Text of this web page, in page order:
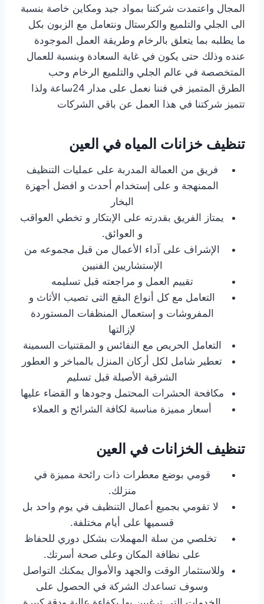
المجال واعتمدت شركتنا بمواد جيد ومكاين خاصة بنسبة
الى الجلي والتلميع والكرستال ونتعامل مع الزبون بكل
ما يطلبه بما يتعلق بالرخام وطريقة العمل الموجودة
عنده وذلك حتى يكون في غاية السعادة وبنسبة للعمال
المتخصصة في عالم الجلي والتلميع الرخام وحب
الطرق المتميز في فننا نعمل على مدار 24ساعة ولذا
تتميز شركتنا في هذا العمل عن باقي الشركات
تنظيف خزانات المياه في العين
فريق من العمالة المدربة على عمليات التنظيف
الممنهجة و على إستخدام أحدث و افضل أجهزة
البخار
يمتاز الفريق بقدرته على الإبتكار و تخطي العواقب
و العوائق.
الإشراف على آداء الأعمال من قبل مجموعه من
الإستشاريين الفنيين
تقييم العمل و مراجعته قبل تسليمه
التعامل مع كل أنواع البقع التى تصيب الأثاث و
المفروشات و إستعمال المنظفات المستوردة
لإزالتها
التعامل الحريص مع النفائس و المقتنيات السمينة
تعطير شامل لكل أركان المنزل بالمباخر و العطور
الشرقية الأصيلة قبل تسليم
مكافحة الحشرات المحتمل وجودها و القضاء عليها
أسعار مميزة مناسبة لكافة الشرائح و العملاء
تنظيف الخزانات في العين
قومي بوضع معطرات ذات رائحة مميزة في
منزلك.
لا تقومي بجميع أعمال التنظيف في يوم واحد بل
قسميها على أيام مختلفة.
تخلصي من سلة المهملات بشكل دوري للحفاظ
على نظافة المكان وعلى صحة أسرتك.
وللاستثمار الوقت والجهد والأموال يمكنك التواصل
وسوف تساعدك الشركة في الحصول على